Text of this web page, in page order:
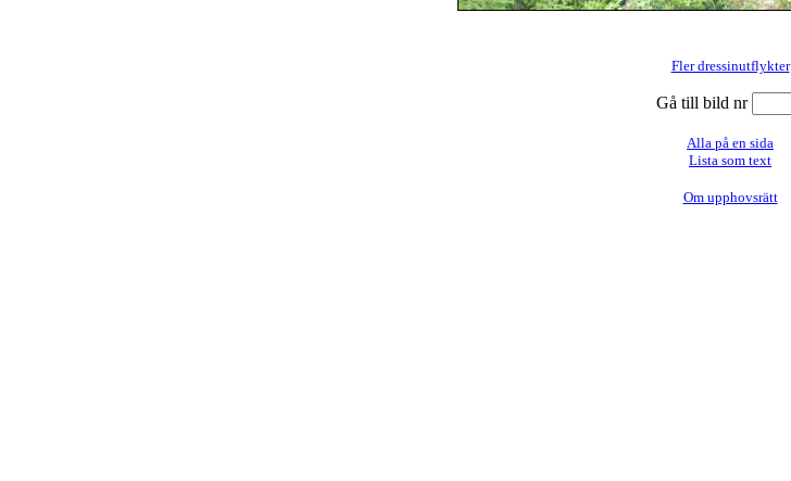
Fler dressinutflykter
Gå till bild nr
Alla på en sida
Lista som text
Om upphovsrätt